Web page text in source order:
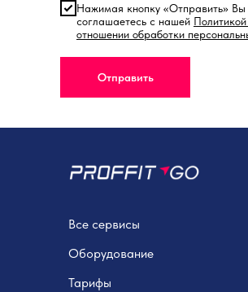
Нажимая кнопку «Отправить» Вы
соглашаетесь с нашей
отношении обработки
Отправить
Все сервисы
Оборудование
Тарифы